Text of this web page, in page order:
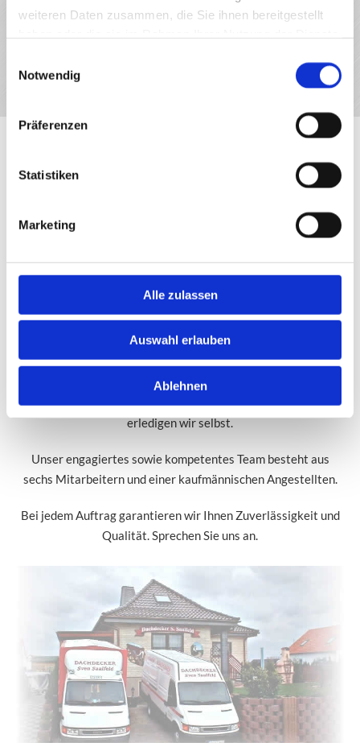
weiteren Daten zusammen, die Sie ihnen bereitgestellt
Notwendig
Präferenzen
Statistiken
Marketing
Alle zulassen
Auswahl erlauben
Ablehnen
Die Firma Sven Saalfeld Bedachungen GmbH befindet sich in
Seit unserer Gründung am 01.03.2000 konnte unser
Unternehmen stetig wachsen. Unser Fuhrpark besteht
mittlerweile aus drei LKW, einem Autokran und zwei
Anhängern. Alle anfallenden Transporte und Kranarbeiten
erledigen wir selbst.
Unser engagiertes sowie kompetentes Team besteht aus
sechs Mitarbeitern und einer kaufmännischen Angestellten.
Bei jedem Auftrag garantieren wir Ihnen Zuverlässigkeit und
Qualität. Sprechen Sie uns an.